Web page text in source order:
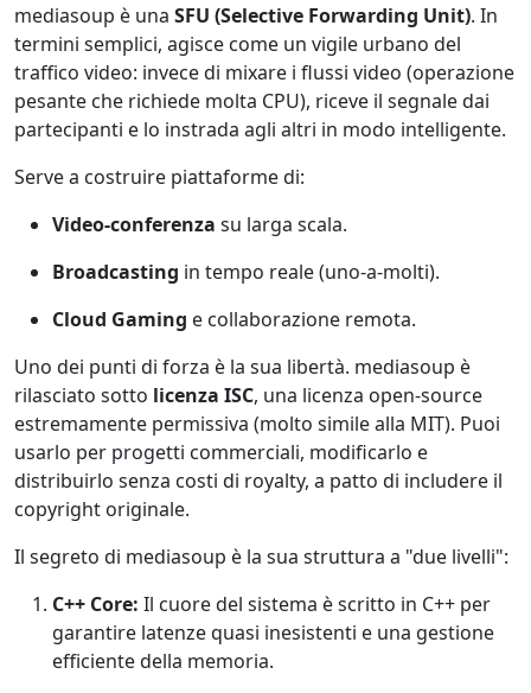
mediasoup è una SFU (Selective Forwarding Unit). In
termini semplici, agisce come un vigile urbano del
traffico video: invece di mixare i flussi video (operazione
pesante che richiede molta CPU), riceve il segnale dai
partecipanti e lo instrada agli altri in modo intelligente.
Serve a costruire piattaforme di:
Video-conferenza su larga scala.
Broadcasting in tempo reale (uno-a-molti).
Cloud Gaming e collaborazione remota.
Uno dei punti di forza è la sua libertà. mediasoup è
rilasciato sotto licenza ISC, una licenza open-source
estremamente permissiva (molto simile alla MIT). Puoi
usarlo per progetti commerciali, modificarlo e
distribuirlo senza costi di royalty, a patto di includere il
copyright originale.
Il segreto di mediasoup è la sua struttura a "due livelli":
C++ Core: Il cuore del sistema è scritto in C++ per
garantire latenze quasi inesistenti e una gestione
efficiente della memoria.